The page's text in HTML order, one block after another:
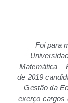
Foi para
Matemática –
de 2019
Gestão da
exerço cargos